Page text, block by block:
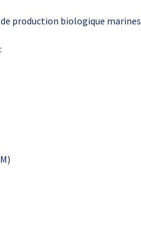
production biologique marines